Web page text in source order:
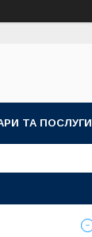
ТА ПОСЛУГИ